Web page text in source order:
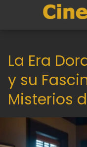
La Era
y su
Misterios